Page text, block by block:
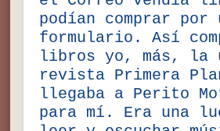
podían comprar por
formulario. Así
libros yo, más, la
revista Primera
llegaba a Perito
para mí. Era una